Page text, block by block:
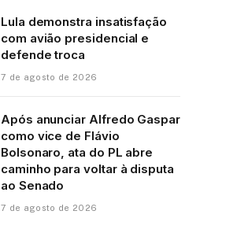
Lula demonstra insatisfação
com avião presidencial e
defende troca
7 de agosto de 2026
Após anunciar Alfredo Gaspar
como vice de Flávio
Bolsonaro, ata do PL abre
caminho para voltar à disputa
ao Senado
7 de agosto de 2026